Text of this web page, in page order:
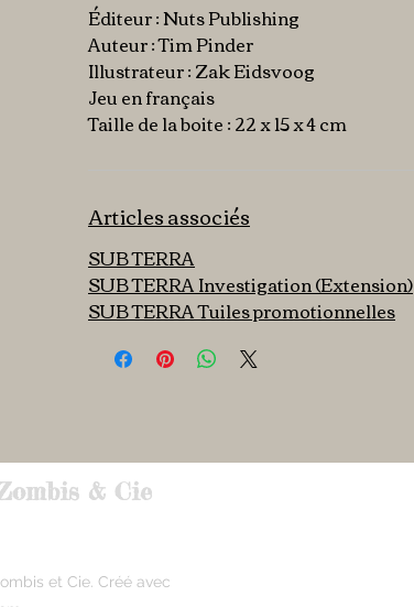
Éditeur : Nuts Publishing
Auteur : Tim Pinder
Illustrateur : Zak Eidsvoog
Jeu en français
Taille de la boite : 22 x 15 x 4 cm
Articles associés
SUB TERRA
SUB TERRA Investigation (Extension)
SUB TERRA Tuiles promotionnelles
& Cie
et Cie. Créé avec